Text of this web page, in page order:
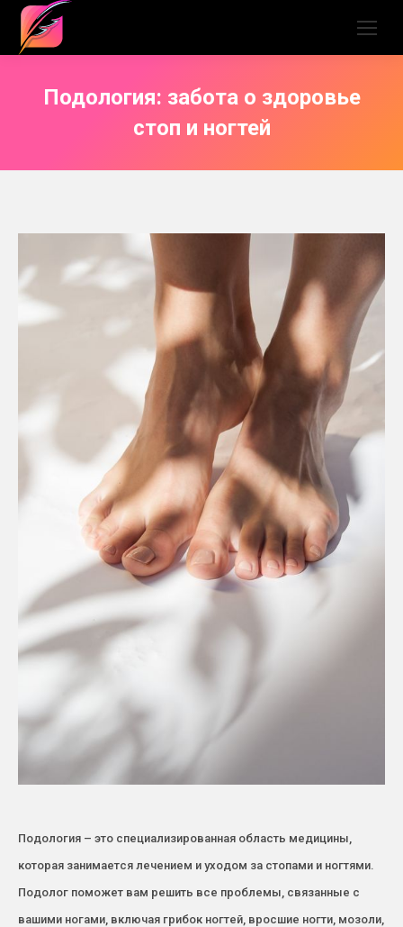
Подология: забота о здоровье
стоп и ногтей
Подология – это специализированная область медицины,
которая занимается лечением и уходом за стопами и ногтями.
Подолог поможет вам решить все проблемы, связанные с
вашими ногами, включая грибок ногтей, вросшие ногти, мозоли,